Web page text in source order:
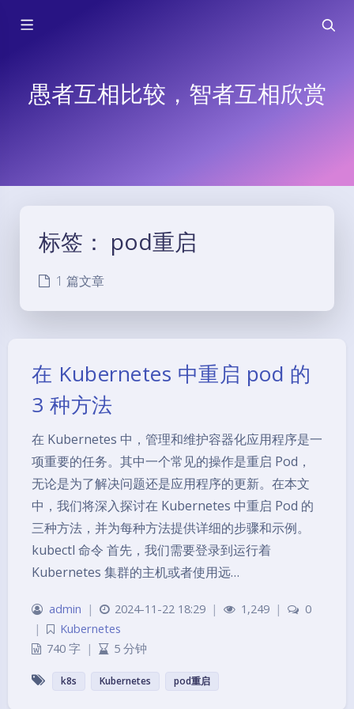
愚者互相比较，智者互相欣赏
标签： pod重启
1 篇文章
在 Kubernetes 中重启 pod 的
3 种方法
在 Kubernetes 中，管理和维护容器化应用程序是一
项重要的任务。其中一个常见的操作是重启 Pod，
无论是为了解决问题还是应用程序的更新。在本文
中，我们将深入探讨在 Kubernetes 中重启 Pod 的
三种方法，并为每种方法提供详细的步骤和示例。
kubectl 命令 首先，我们需要登录到运行着
Kubernetes 集群的主机或者使用远…
admin | 2024-11-22 18:29 | 1,249 |
0
|
Kubernetes
740 字 | 5 分钟
k8s Kubernetes pod重启